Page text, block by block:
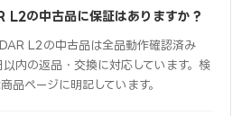
の中古品に保証はありますか？
L2の中古品は全品動作確認済み
内の返品・交換に対応しています。検
品ページに明記しています。